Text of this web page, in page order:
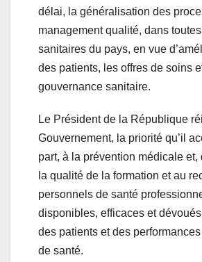
délai, la généralisation des
management qualité, dans
sanitaires du pays, en vue
des patients, les offres de soins
gouvernance sanitaire.
Le Président de la République
Gouvernement, la priorité qu’il
part, à la prévention médicale et,
la qualité de la formation et au
personnels de santé
disponibles, efficaces et
des patients et des
de santé.